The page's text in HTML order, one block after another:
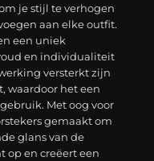
je stijl te verhogen
aan elke outfit.
een uniek
en individualiteit
versterkt zijn
waardoor het een
Met oog voor
gemaakt om
glans van de
op en creëert een